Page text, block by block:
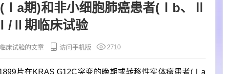
期)和非小细胞肺癌患者(Ⅰb、Ⅱ
Ⅱ期临床试验
床试验的文章 访问手机版 2710
片在KRAS G12C突变的晚期或转移性实体瘤患者(Ⅰa